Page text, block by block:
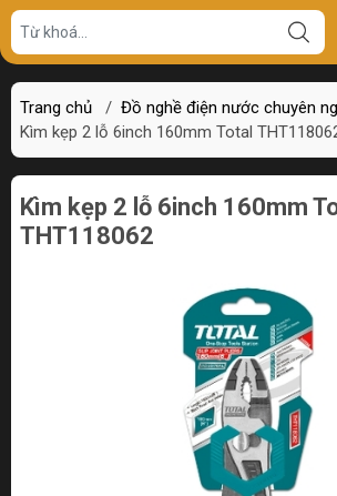
Trang chủ / Đồ nghề điện nước chuyên
Kìm kẹp 2 lỗ 6inch 160mm Total
Giá bán Thông
Kìm kẹp 2 lỗ 6inch 160mm
THT118062